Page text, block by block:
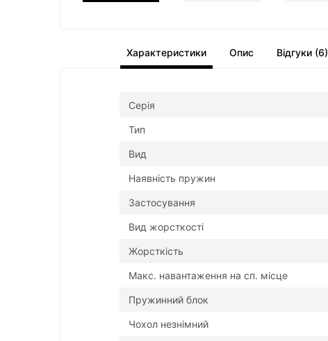
Характеристики Опис Відгуки (6)
Серія
Тип
Вид
Наявність пружин
Застосування
Вид жорсткості
Жорсткість
Макс. навантаження на сп. місце
Пружинний блок
Чохол незнімний